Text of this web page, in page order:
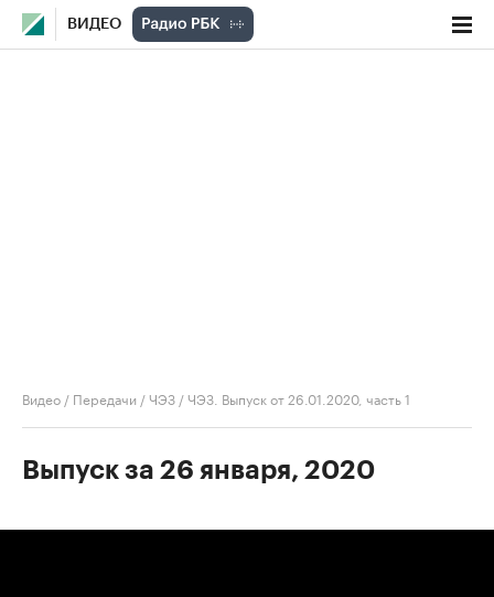
ВИДЕО
Видео / Передачи /ЧЭЗ /ЧЭЗ. Выпуск от 26.01.2020, часть 1
Выпуск за 26 января, 2020